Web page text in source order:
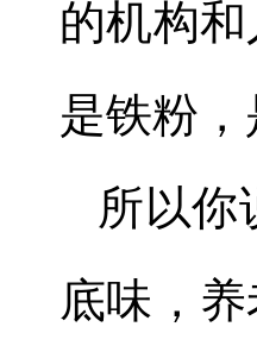
的机构
是铁粉
所以你
底味，